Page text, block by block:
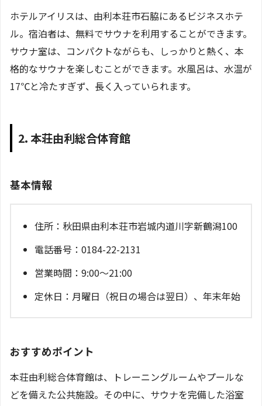
ホテルアイリスは、由利本荘市石脇にあるビジネスホテ
ル。宿泊者は、無料でサウナを利用することができます。
サウナ室は、コンパクトながらも、しっかりと熱く、本
格的なサウナを楽しむことができます。水風呂は、水温が
17℃と冷たすぎず、長く入っていられます。
2. 本荘由利総合体育館
基本情報
住所：秋田県由利本荘市岩城内道川字新鶴潟100
電話番号：0184-22-2131
営業時間：9:00～21:00
定休日：月曜日（祝日の場合は翌日）、年末年始
おすすめポイント
本荘由利総合体育館は、トレーニングルームやプールな
どを備えた公共施設。その中に、サウナを完備した浴室